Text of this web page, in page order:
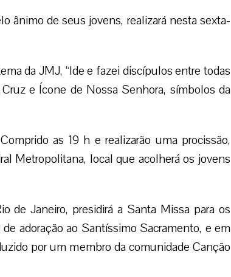
ânimo de seus jovens, realizará nesta sexta-
da JMJ, “Ide e fazei discípulos entre todas
e Ícone de Nossa Senhora, símbolos da
as 19 h e realizarão uma procissão,
Metropolitana, local que acolherá os jovens
de Janeiro, presidirá a Santa Missa para os
adoração ao Santíssimo Sacramento, e em
por um membro da comunidade Canção